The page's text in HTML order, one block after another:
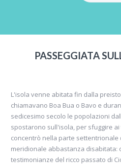
PASSEGGIATA
L'isola venne abitata fin dalla
chiamavano Boa Bua o Bavo e
sedicesimo secolo le popolazioni
spostarono sull'isola, per sfuggire
concentrò nella parte
meridionale abbastanza disabitata:
testimonianze del ricco passato di